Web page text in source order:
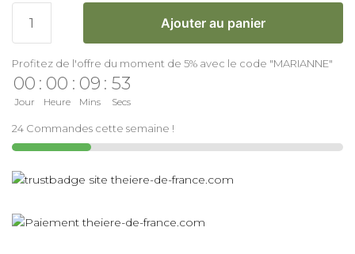
Ajouter au panier
Profitez de l'offre du moment de 5% avec le code "MARIANNE"
00
Jour
: 00
Heure
: 09
Mins
: 53
Secs
24 Commandes cette semaine !